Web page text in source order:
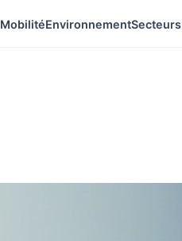
MobilitéEnvironnement